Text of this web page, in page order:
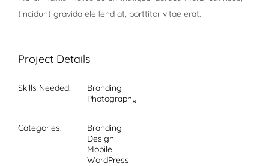
tincidunt gravida eleifend at, porttitor vitae erat.
Project Details
Skills Needed:
Branding
Photography
Categories:
Branding
Design
Mobile
WordPress